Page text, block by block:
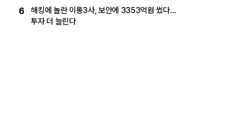
6
해킹에 놀란 이통3사, 보안에 3353억원 썼다…
투자 더 늘린다